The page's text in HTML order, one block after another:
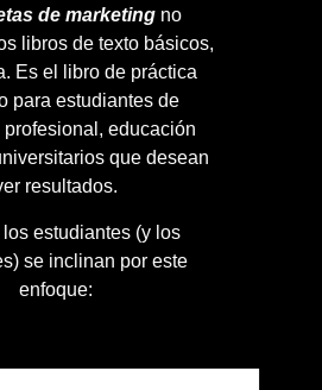
de marketing no
libros de texto básicos,
Es el libro de práctica
para estudiantes de
profesional, educación
que desean
resultados.
los estudiantes (y los
se inclinan por este
enfoque: